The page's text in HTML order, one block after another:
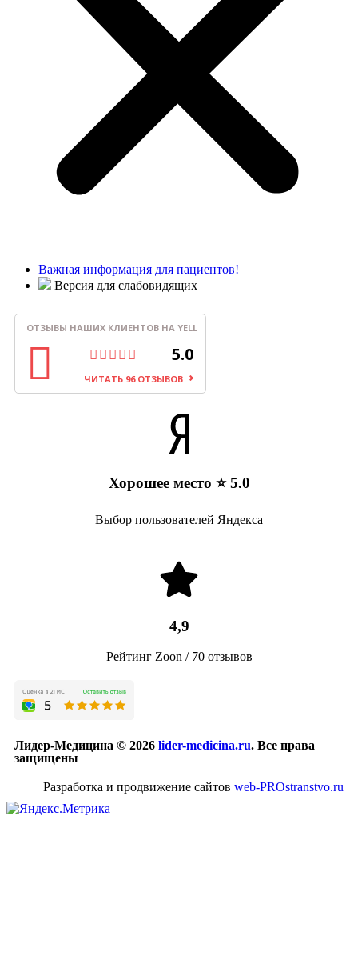
Важная информация для пациентов!
Версия для слабовидящих
ОТЗЫВЫ НАШИХ КЛИЕНТОВ НА YELL
5.0
ЧИТАТЬ 96 ОТЗЫВОВ
Хорошее место ⭐ 5.0
Выбор пользователей Яндекса
4,9
Рейтинг Zoon / 70 отзывов
Лидер-Медицина © 2026 lider-medicina.ru. Все права
защищены
Разработка и продвижение сайтов web-PROstranstvo.ru